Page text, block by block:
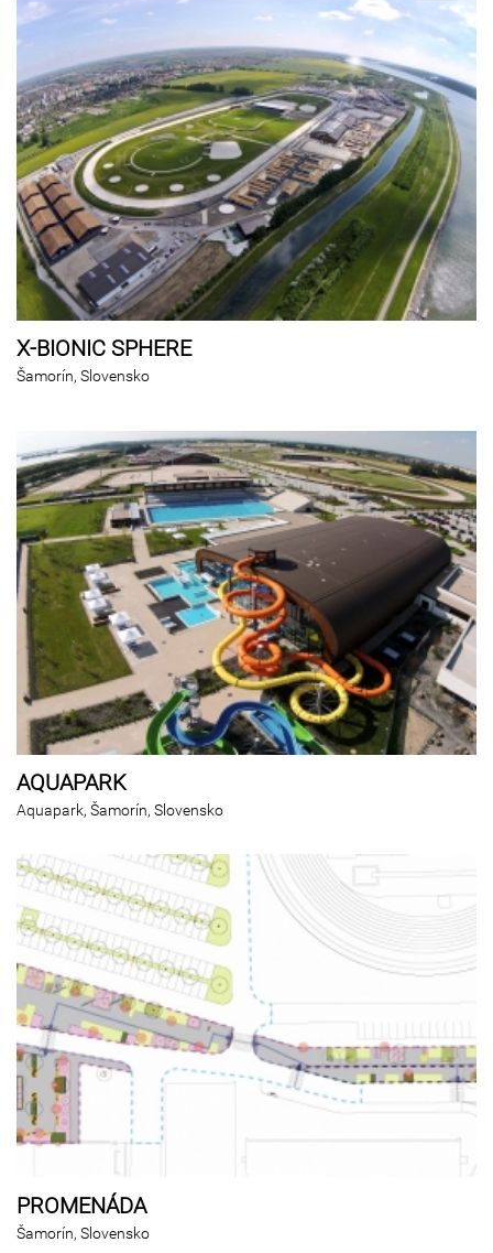
X-BIONIC SPHERE
Šamorín, Slovensko
AQUAPARK
Aquapark, Šamorín, Slovensko
PROMENÁDA
Šamorín, Slovensko